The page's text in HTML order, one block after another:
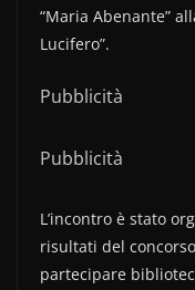
“Maria Abenante”
Lucifero”.
Pubblicità
Pubblicità
L’incontro è stato
risultati del
partecipare